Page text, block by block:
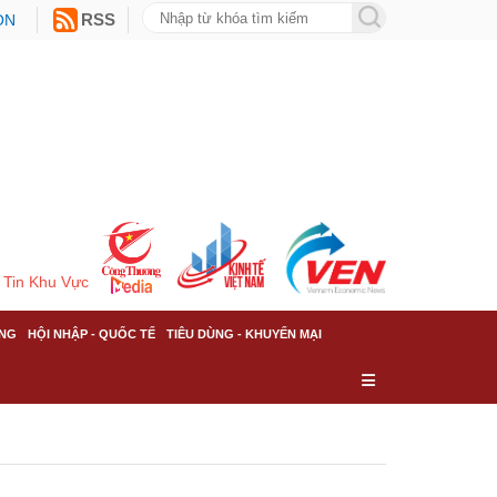
RSS
Tin Khu Vực
HỘI NHẬP - QUỐC TẾ TIÊU DÙNG - KHUYẾN MẠI